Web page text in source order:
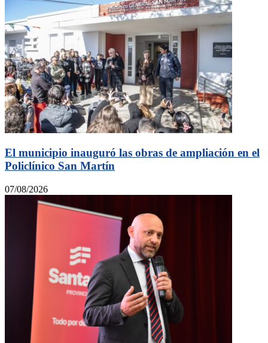
El municipio inauguró las obras de ampliación en el
Policlínico San Martín
07/08/2026